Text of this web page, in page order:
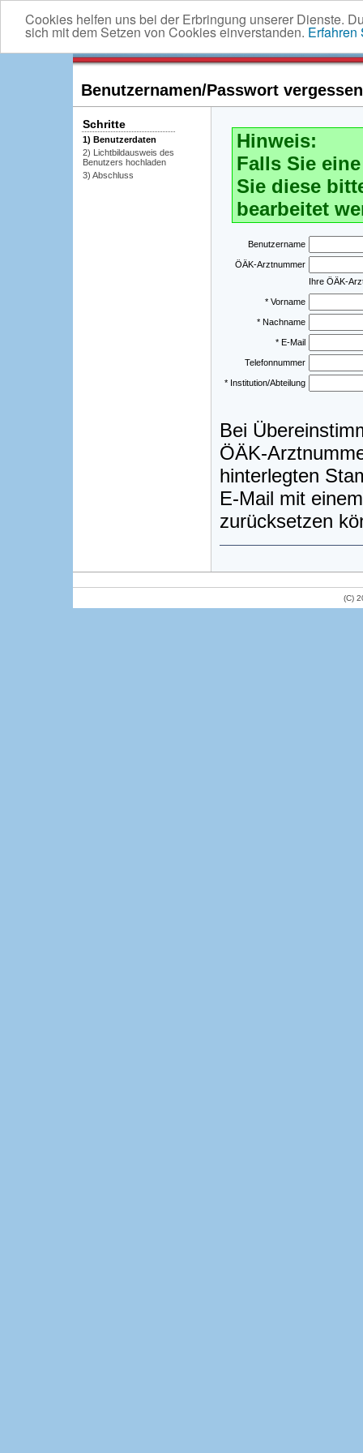
Cookies helfen uns bei der Erbringung unserer Dienste.
sich mit dem Setzen von Cookies einverstanden. Erfahren
Benutzernamen/Passwort
Schritte
1) Benutzerdaten
2) Lichtbildausweis des
Benutzers hochladen
3) Abschluss
Hinweis:
Falls Sie
Sie diese
bearbeitet
Benutzername
ÖÄK-Arztnummer
Ihre ÖÄK-
* Vorname
* Nachname
* E-Mail
Telefonnummer
* Institution/Abteilung
Bei
ÖÄK-
hinterlegten
E-Mail mit
zurücksetzen
(C)